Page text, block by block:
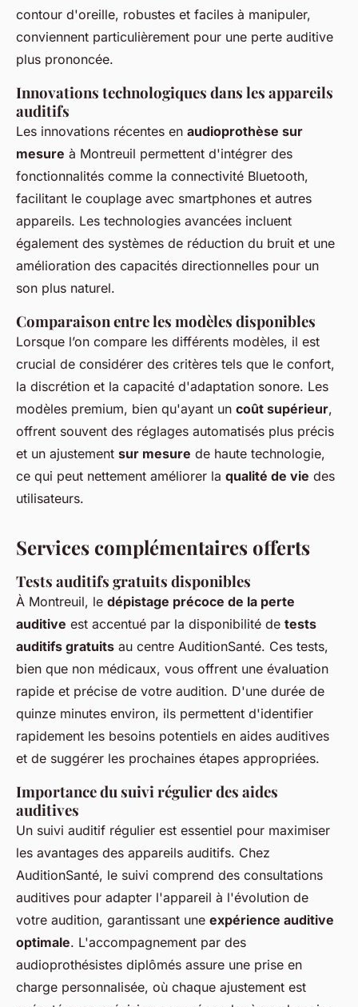
contour d'oreille, robustes et faciles à manipuler,
conviennent particulièrement pour une perte auditive
plus prononcée.
Innovations technologiques dans les appareils
auditifs
Les innovations récentes en audioprothèse sur
mesure à Montreuil permettent d'intégrer des
fonctionnalités comme la connectivité Bluetooth,
facilitant le couplage avec smartphones et autres
appareils. Les technologies avancées incluent
également des systèmes de réduction du bruit et une
amélioration des capacités directionnelles pour un
son plus naturel.
Comparaison entre les modèles disponibles
Lorsque l’on compare les différents modèles, il est
crucial de considérer des critères tels que le confort,
la discrétion et la capacité d'adaptation sonore. Les
modèles premium, bien qu'ayant un coût supérieur,
offrent souvent des réglages automatisés plus précis
et un ajustement sur mesure de haute technologie,
ce qui peut nettement améliorer la qualité de vie des
utilisateurs.
Services complémentaires offerts
Tests auditifs gratuits disponibles
À Montreuil, le dépistage précoce de la perte
auditive est accentué par la disponibilité de tests
auditifs gratuits au centre AuditionSanté. Ces tests,
bien que non médicaux, vous offrent une évaluation
rapide et précise de votre audition. D'une durée de
quinze minutes environ, ils permettent d'identifier
rapidement les besoins potentiels en aides auditives
et de suggérer les prochaines étapes appropriées.
Importance du suivi régulier des aides
auditives
Un suivi auditif régulier est essentiel pour maximiser
les avantages des appareils auditifs. Chez
AuditionSanté, le suivi comprend des consultations
auditives pour adapter l'appareil à l'évolution de
votre audition, garantissant une expérience auditive
optimale. L'accompagnement par des
audioprothésistes diplômés assure une prise en
charge personnalisée, où chaque ajustement est